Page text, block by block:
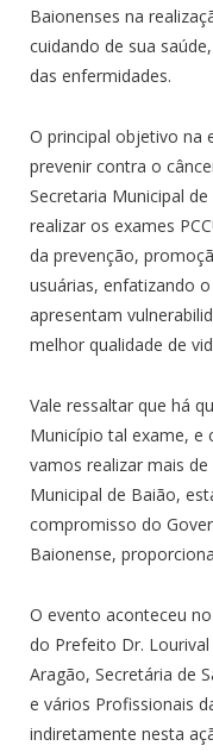
Baionenses na
cuidando de sua
das enfermidades.
O principal objetivo na
prevenir contra o
Secretaria Municipal
realizar os exames
da prevenção,
usuárias, enfatizando
apresentam
melhor qualidade de
Vale ressaltar que há
Município tal exame,
vamos realizar mais
Municipal de Baião,
compromisso do
Baionense,
O evento aconteceu
do Prefeito Dr.
Aragão, Secretária de
e vários Profissionais
indiretamente nesta